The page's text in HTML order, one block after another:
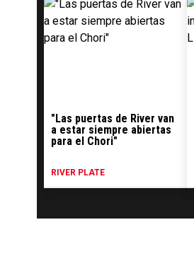
"Las puertas de River van
a estar siempre abiertas
para el Chori"
RIVER PLATE